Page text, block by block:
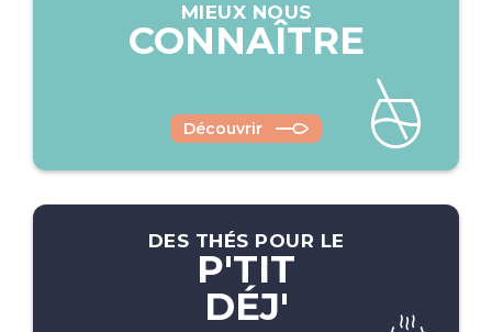
MIEUX NOUS
CONNAÎTRE
Découvrir
DES THÉS POUR LE
P'TIT
DÉJ'